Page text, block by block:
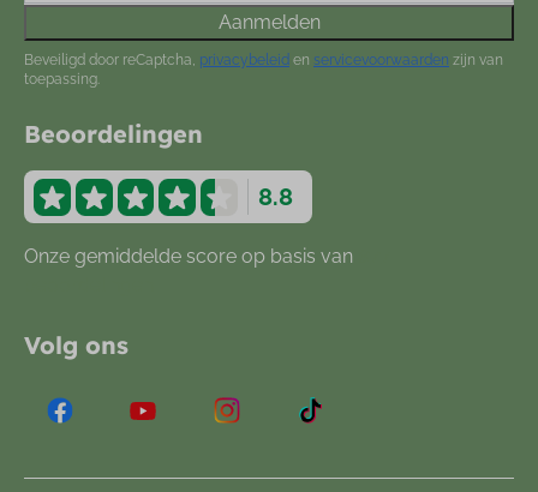
Aanmelden
Beveiligd door reCaptcha, privacybeleid en servicevoorwaarden zijn van
toepassing.
Beoordelingen
8.8
Onze gemiddelde score op basis van
Volg ons